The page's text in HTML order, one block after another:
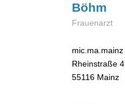
Böhm
Frauenarzt
mic.ma.mainz
Rheinstraße 4
55116 Mainz